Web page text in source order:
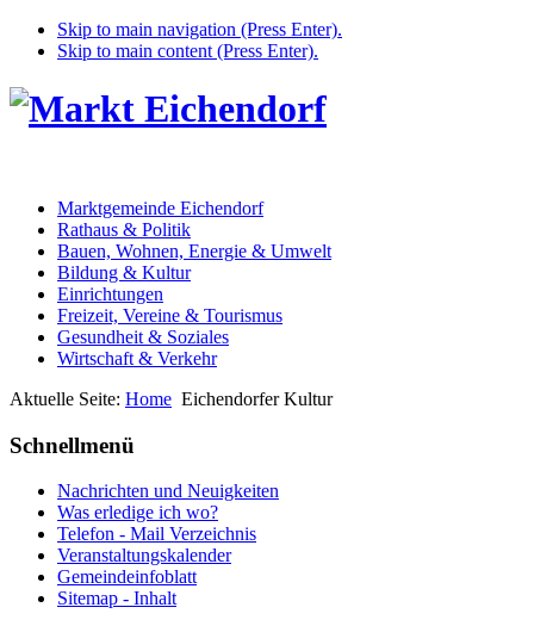
Skip to main navigation (Press Enter).
Skip to main content (Press Enter).
Marktgemeinde Eichendorf
Rathaus & Politik
Bauen, Wohnen, Energie & Umwelt
Bildung & Kultur
Einrichtungen
Freizeit, Vereine & Tourismus
Gesundheit & Soziales
Wirtschaft & Verkehr
Aktuelle Seite: Home Eichendorfer Kultur
Schnellmenü
Nachrichten und Neuigkeiten
Was erledige ich wo?
Telefon - Mail Verzeichnis
Veranstaltungskalender
Gemeindeinfoblatt
Sitemap - Inhalt